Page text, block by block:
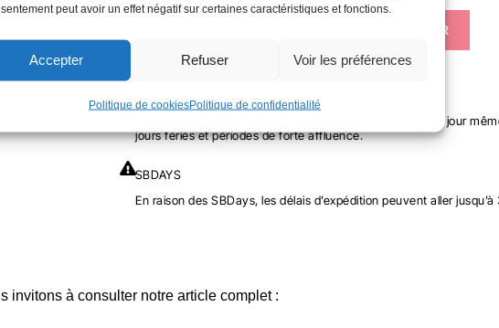
peut avoir un effet négatif sur certaines caractéristiques et fonctions.
Accepter Refuser Voir les préférences
Politique de cookiesPolitique de confidentialité
SERENITY
AJOUTER AU PANIER
Les commandes effectuées avant 12h sont expédiées le jour
jours fériés et périodes de forte affluence.
SBDAYS
En raison des SBDays, les délais d’expédition peuvent aller jusqu’à
invitons à consulter notre article complet :